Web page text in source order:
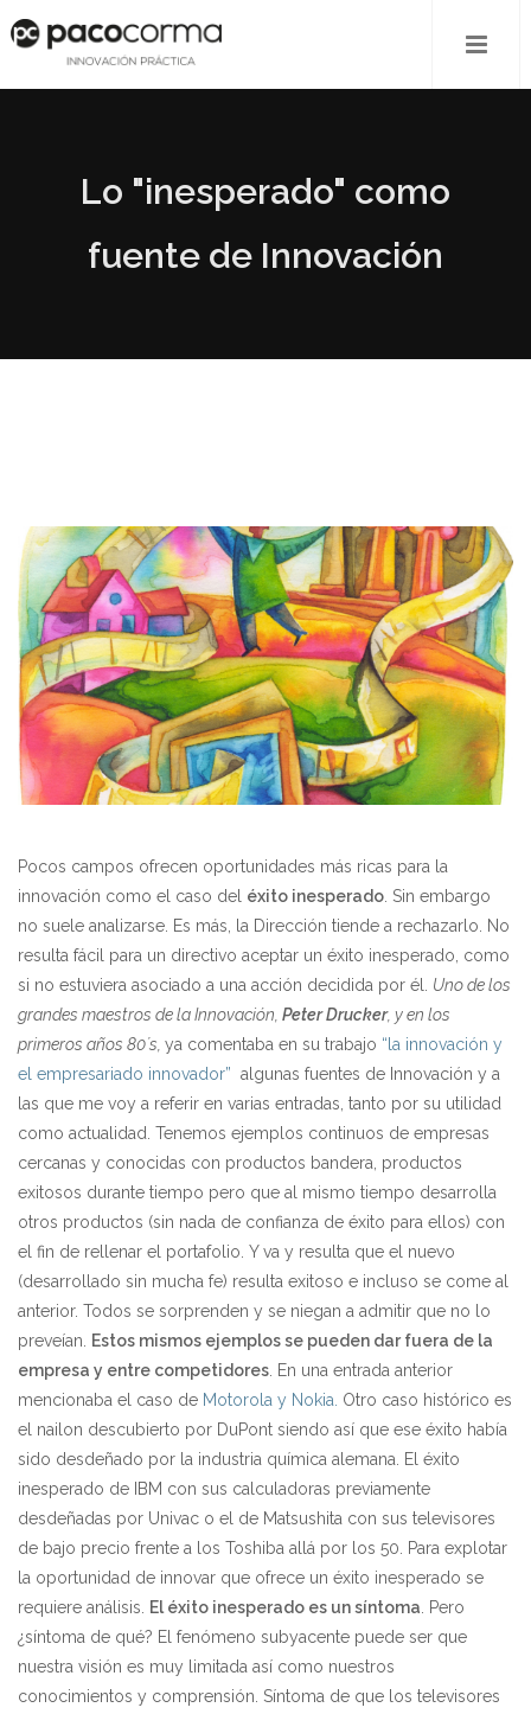
Lo "inesperado" como
fuente de Innovación
Pocos campos ofrecen oportunidades más ricas para la
innovación como el caso del éxito inesperado . Sin embargo
no suele analizarse. Es más, la Dirección tiende a rechazarlo. No
resulta fácil para un directivo aceptar un éxito inesperado, como
si no estuviera asociado a una acción decidida por él. Uno de los
grandes maestros de la Innovación, Peter Drucker, y en los
primeros años 80´s, ya comentaba en su trabajo “la innovación y
el empresariado innovador” algunas fuentes de Innovación y a
las que me voy a referir en varias entradas, tanto por su utilidad
como actualidad. Tenemos ejemplos continuos de empresas
cercanas y conocidas con productos bandera, productos
exitosos durante tiempo pero que al mismo tiempo desarrolla
otros productos (sin nada de confianza de éxito para ellos) con
el fin de rellenar el portafolio. Y va y resulta que el nuevo
(desarrollado sin mucha fe) resulta exitoso e incluso se come al
anterior. Todos se sorprenden y se niegan a admitir que no lo
preveían.
Estos mismos ejemplos se pueden dar fuera de la
empresa y entre competidores . En una entrada anterior
mencionaba el caso de Motorola y Nokia. Otro caso histórico es
el nailon descubierto por DuPont siendo así que ese éxito había
sido desdeñado por la industria química alemana. El éxito
inesperado de IBM con sus calculadoras previamente
desdeñadas por Univac o el de Matsushita con sus televisores
de bajo precio frente a los Toshiba allá por los 50. Para explotar
la oportunidad de innovar que ofrece un éxito inesperado se
requiere análisis.
El éxito inesperado es un síntoma . Pero
¿síntoma de qué? El fenómeno subyacente puede ser que
nuestra visión es muy limitada así como nuestros
conocimientos y comprensión. Síntoma de que los televisores